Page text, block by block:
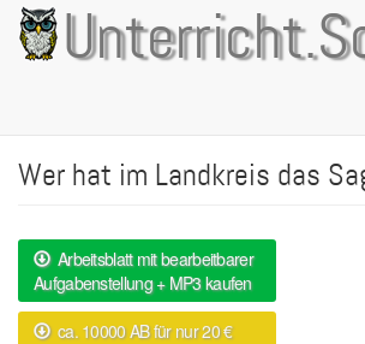
Direkt
zum
Inhalt
Wer hat im Landkreis das
Arbeitsblatt mit bearbeitbarer
Aufgabenstellung + MP3 kaufen
ca. 10000 AB für nur 20 €